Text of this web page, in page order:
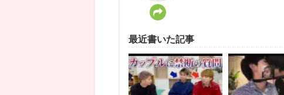
最近書いた記事